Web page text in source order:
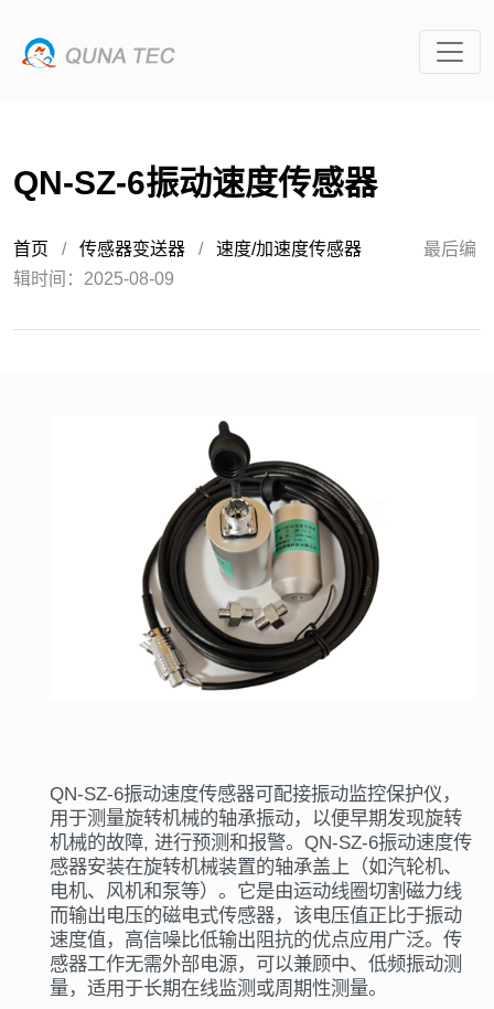
QN-SZ-6振动速度传感器
首页 / 传感器变送器 / 速度/加速度传感器
最后编
辑时间：2025-08-09
QN-SZ-6振动速度传感器可配接振动监控保护仪，
用于测量旋转机械的轴承振动，以便早期发现旋转
机械的故障, 进行预测和报警。QN-SZ-6振动速度传
感器安装在旋转机械装置的轴承盖上（如汽轮机、
电机、风机和泵等）。它是由运动线圈切割磁力线
而输出电压的磁电式传感器，该电压值正比于振动
速度值，高信噪比低输出阻抗的优点应用广泛。传
感器工作无需外部电源，可以兼顾中、低频振动测
量，适用于长期在线监测或周期性测量。